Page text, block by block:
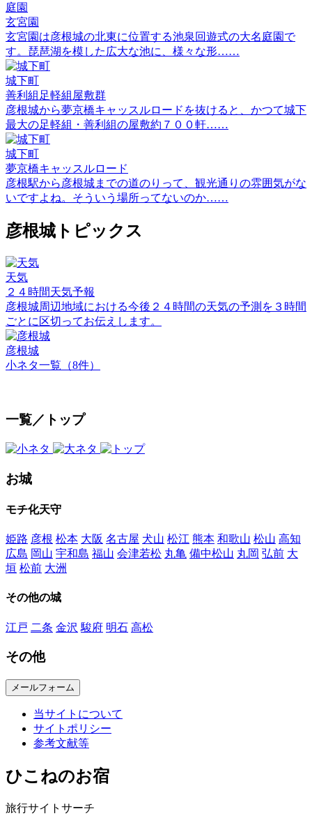
庭園
玄宮園
玄宮園は彦根城の北東に位置する池泉回遊式の大名庭園で
す。琵琶湖を模した広大な池に、様々な形……
城下町
善利組足軽組屋敷群
彦根城から夢京橋キャッスルロードを抜けると、かつて城下
最大の足軽組・善利組の屋敷約７００軒……
城下町
夢京橋キャッスルロード
彦根駅から彦根城までの道のりって、観光通りの雰囲気がな
いですよね。そういう場所ってないのか……
彦根城トピックス
天気
２４時間天気予報
彦根城周辺地域における今後２４時間の天気の予測を３時間
ごとに区切ってお伝えします。
彦根城
小ネタ一覧（8件）
一覧／トップ
お城
モチ化天守
姫路 彦根 松本 大阪 名古屋 犬山 松江 熊本 和歌山 松山 高知
広島 岡山 宇和島 福山 会津若松 丸亀 備中松山 丸岡 弘前 大
垣 松前 大洲
その他の城
江戸 二条 金沢 駿府 明石 高松
その他
メールフォーム
当サイトについて
サイトポリシー
参考文献等
ひこねのお宿
旅行サイトサーチ